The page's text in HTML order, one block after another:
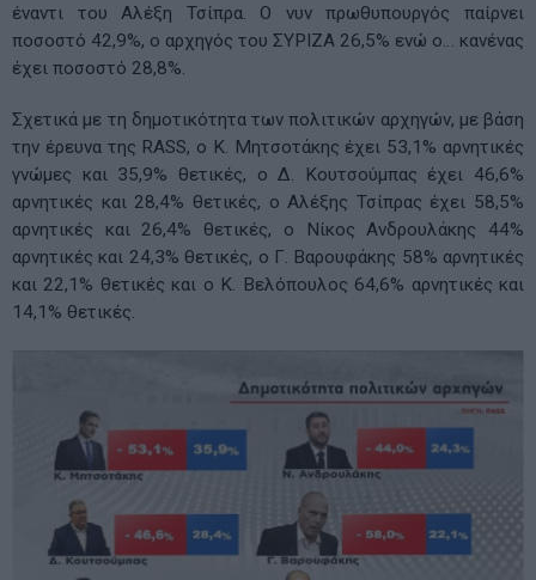
έναντι του Αλέξη Τσίπρα. Ο νυν πρωθυπουργός παίρνει
ποσοστό 42,9%, ο αρχηγός του ΣΥΡΙΖΑ 26,5% ενώ ο… κανένας
έχει ποσοστό 28,8%.
Σχετικά με τη δημοτικότητα των πολιτικών αρχηγών, με βάση
την έρευνα της RASS, ο Κ. Μητσοτάκης έχει 53,1% αρνητικές
γνώμες και 35,9% θετικές, ο Δ. Κουτσούμπας έχει 46,6%
αρνητικές και 28,4% θετικές, ο Αλέξης Τσίπρας έχει 58,5%
αρνητικές και 26,4% θετικές, ο Νίκος Ανδρουλάκης 44%
αρνητικές και 24,3% θετικές, ο Γ. Βαρουφάκης 58% αρνητικές
και 22,1% θετικές και ο Κ. Βελόπουλος 64,6% αρνητικές και
14,1% θετικές.